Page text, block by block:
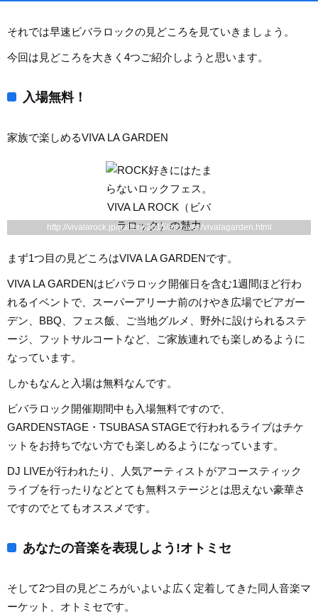
それでは早速ビバラロックの見どころを見ていきましょう。
今回は見どころを大きく4つご紹介しようと思います。
入場無料！
家族で楽しめるVIVA LA GARDEN
http://vivalarock.jp/gallery/2015/archives/vivalagarden.html
まず1つ目の見どころはVIVA LA GARDENです。
VIVA LA GARDENはビバラロック開催日を含む1週間ほど行わ
れるイベントで、スーパーアリーナ前のけやき広場でビアガー
デン、BBQ、フェス飯、ご当地グルメ、野外に設けられるステ
ージ、フットサルコートなど、ご家族連れでも楽しめるように
なっています。
しかもなんと入場は無料なんです。
ビバラロック開催期間中も入場無料ですので、
GARDENSTAGE・TSUBASA STAGEで行われるライブはチケ
ットをお持ちでない方でも楽しめるようになっています。
DJ LIVEが行われたり、人気アーティストがアコースティック
ライブを行ったりなどとても無料ステージとは思えない豪華さ
ですのでとてもオススメです。
あなたの音楽を表現しよう!オトミセ
そして2つ目の見どころがいよいよ広く定着してきた同人音楽マ
ーケット、オトミセです。